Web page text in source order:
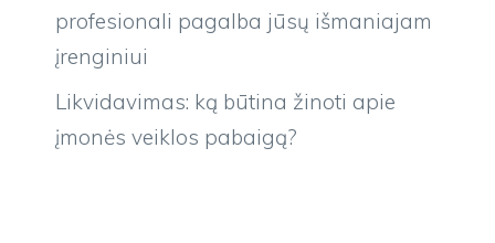
profesionali pagalba jūsų išmaniajam
įrenginiui
Likvidavimas: ką būtina žinoti apie
įmonės veiklos pabaigą?